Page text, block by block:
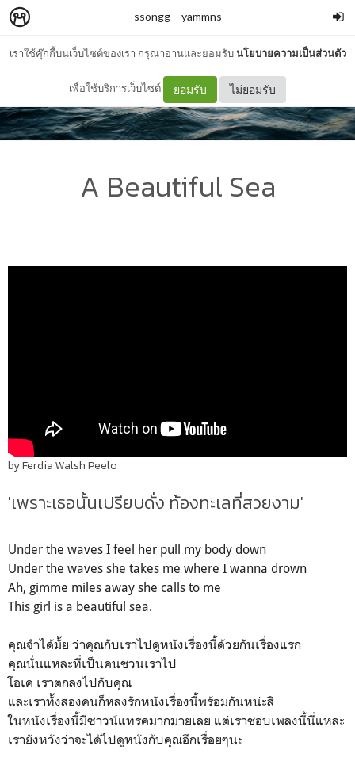
เราใช้คุ๊กกี้บนเว็บไซต์ของเรา กรุณาอ่านและยอมรับนโยบายความเป็นส่วนตัว
เพื่อใช้บริการเว็บไซต์ ยอมรับ ไม่ยอมรับ
ssongg– yammns
A Beautiful Sea
by Ferdia Walsh Peelo
'เพราะเธอนั้นเปรียบดั่ง ท้องทะเลที่สวยงาม'
Under the waves I feel her pull my body down
Under the waves she takes me where I wanna drown
Ah, gimme miles away she calls to me
This girl is a beautiful sea.
คุณจำได้มั้ย ว่าคุณกับเราไปดูหนังเรื่องนี้ด้วยกันเรื่องแรก
คุณนั่นแหละที่เป็นคนชวนเราไป
โอเค เราตกลงไปกับคุณ
และเราทั้งสองคนก็หลงรักหนังเรื่องนี้พร้อมกันหน่ะสิ
ในหนังเรื่องนี้มีซาวน์แทรคมากมายเลย แต่เราชอบเพลงนี้นี่แหละ
เรายังหวังว่าจะได้ไปดูหนังกับคุณอีกเรื่อยๆนะ